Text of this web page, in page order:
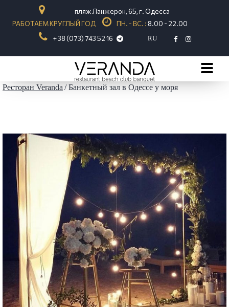
пляж Ланжерон, 65, г. Одесса
РАБОТАЕМ КРУГЛЫЙ ГОД
ПН. - ВС. : 8.00 - 22.00
+ 38 (073) 743 52 16
RU
Ресторан Veranda Банкетный зал в Одессе у моря